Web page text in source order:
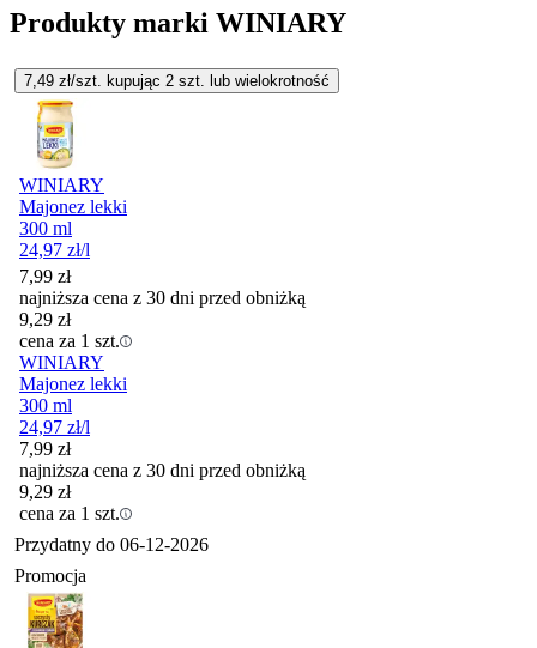
Produkty marki WINIARY
7,49 zł/szt. kupując 2 szt. lub wielokrotność
WINIARY
Majonez lekki
300 ml
24,97 zł/l
7,99 zł
najniższa cena z 30 dni przed obniżką
9,29 zł
cena za 1 szt.
WINIARY
Majonez lekki
300 ml
24,97 zł/l
7,99 zł
najniższa cena z 30 dni przed obniżką
9,29 zł
cena za 1 szt.
Przydatny do 06-12-2026
Promocja